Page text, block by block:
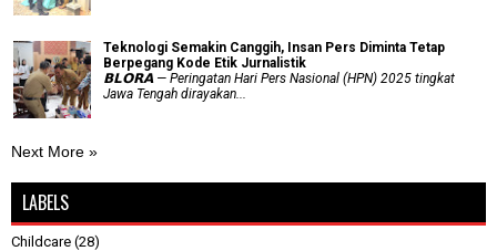
Teknologi Semakin Canggih, Insan Pers Diminta Tetap
Berpegang Kode Etik Jurnalistik
𝗕𝗟𝗢𝗥𝗔 — Peringatan Hari Pers Nasional (HPN) 2025 tingkat
Jawa Tengah dirayakan...
Next More »
LABELS
Childcare (28)